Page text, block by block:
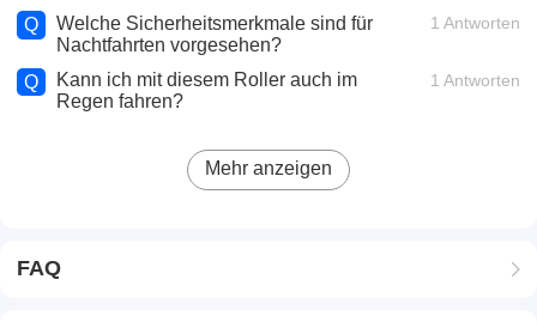
Zwei Motoren für müheloses Klettern
Dualmotorsystem mit einer Spitzenleistung von bis zu
2800 W (2 x 1400 W), bietet kraftvolle und
Q
Welche Sicherheitsmerkmale sind für
Nachtfahrten vorgesehen?
1 Antworten
Q
Kann ich mit diesem Roller auch im
Regen fahren?
1 Antworten
Mehr anzeigen
FAQ